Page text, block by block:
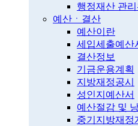
행정재산 관
예산ㆍ결산
예산이란
세입세출예산
결산정보
기금운용계획
지방재정공시
성인지예산서
예산절감 및
중기지방재정